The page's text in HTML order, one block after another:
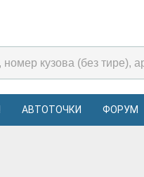
АВТОТОЧКИ ФОРУМ